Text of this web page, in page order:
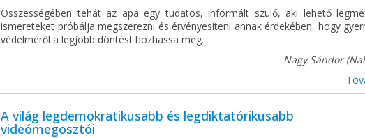
Összességében tehát az apa egy tudatos, informált szülő, aki lehető
ismereteket próbálja megszerezni és érvényesíteni annak érdekében, hogy
védelméről a legjobb döntést hozhassa meg.
Nagy Sándor
A világ legdemokratikusabb és legdiktatórikusabb
videómegosztói